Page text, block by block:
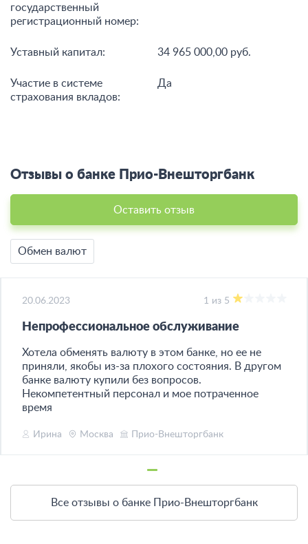
государственный
регистрационный номер:
Уставный капитал: 34 965 000,00 руб.
Участие в системе
страхования вкладов:
Да
Отзывы о банке Прио-Внешторгбанк
Оставить отзыв
Обмен валют
20.06.2023 1 из 5
Непрофессиональное обслуживание
Хотела обменять валюту в этом банке, но ее не
приняли, якобы из-за плохого состояния. В другом
банке валюту купили без вопросов.
Некомпетентный персонал и мое потраченное
время
Ирина Москва Прио-Внешторгбанк
Все отзывы о банке Прио-Внешторгбанк